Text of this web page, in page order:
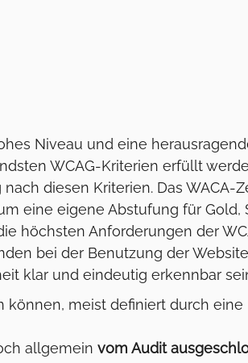
Niveau und eine
WCAG-Kriterien erfüllt
diesen Kriterien. Das WACA-
eine eigene Abstufung für Gold,
höchsten Anforderungen der
bei der Benutzung der
klar und eindeutig erkennbar
meist definiert durch
allgemein vom Audit